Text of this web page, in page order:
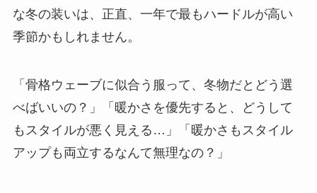
な冬の装いは、正直、一年で最もハードルが高い
季節かもしれません。
「骨格ウェーブに似合う服って、冬物だとどう選
べばいいの？」「暖かさを優先すると、どうして
もスタイルが悪く見える…」「暖かさもスタイル
アップも両立するなんて無理なの？」